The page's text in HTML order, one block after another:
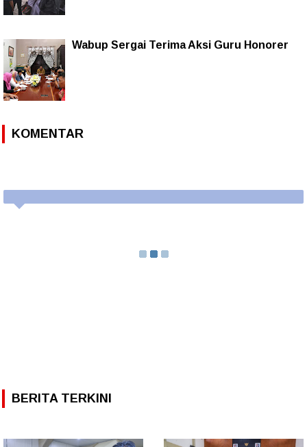
Wabup Sergai Terima Aksi Guru Honorer
KOMENTAR
BERITA TERKINI